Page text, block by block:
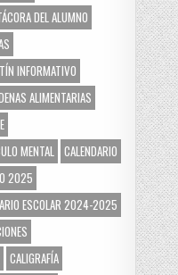
DEL ALUMNO
INFORMATIVO
ALIMENTARIAS
MENTAL CALENDARIO
2025
ESCOLAR 2024-2025
CALIGRAFÍA